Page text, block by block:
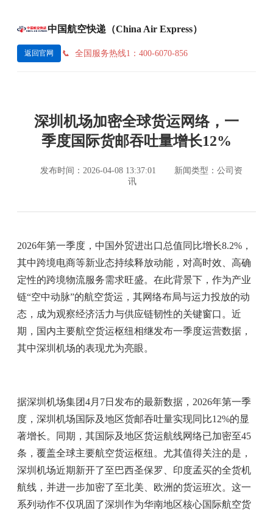
中国航空快递（China Air Express）
返回官网 全国服务热线1：400-6070-856
深圳机场加密全球货运网络，一
季度国际货邮吞吐量增长12%
发布时间：2026-04-08 13:37:01
新闻类型：公司资
讯
2026年第一季度，中国外贸进出口总值同比增长8.2%，
其中跨境电商等新业态持续释放动能，对高时效、高确
定性的跨境物流服务需求旺盛。在此背景下，作为产业
链“空中动脉”的航空货运，其网络布局与运力投放的动
态，成为观察经济活力与供应链韧性的关键窗口。近
期，国内主要航空货运枢纽相继发布一季度运营数据，
其中深圳机场的表现尤为亮眼。
据深圳机场集团4月7日发布的最新数据，2026年第一季
度，深圳机场国际及地区货邮吞吐量实现同比12%的显
著增长。同期，其国际及地区货运航线网络已加密至45
条，覆盖全球主要航空货运枢纽。尤其值得关注的是，
深圳机场近期新开了至巴西圣保罗、印度孟买的全货机
航线，并进一步加密了至北美、欧洲的货运班次。这一
系列动作不仅巩固了深圳作为华南地区核心国际航空货